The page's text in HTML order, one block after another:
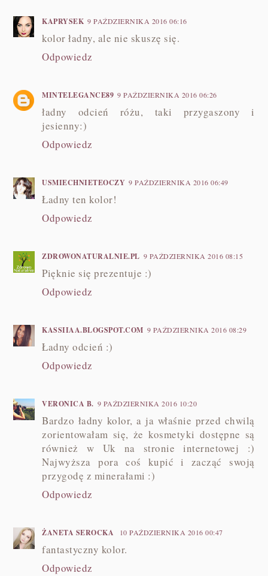
KAPRYSEK 9 PAŹDZIERNIKA 2016 06:16
kolor ładny, ale nie skuszę się.
Odpowiedz
MINTELEGANCE89 9 PAŹDZIERNIKA 2016 06:26
ładny odcień różu, taki przygaszony i
jesienny:)
Odpowiedz
USMIECHNIETEOCZY 9 PAŹDZIERNIKA 2016 06:49
Ładny ten kolor!
Odpowiedz
ZDROWONATURALNIE.PL 9 PAŹDZIERNIKA 2016 08:15
Pięknie się prezentuje :)
Odpowiedz
KASSIIAA.BLOGSPOT.COM 9 PAŹDZIERNIKA 2016 08:29
Ładny odcień :)
Odpowiedz
VERONICA B. 9 PAŹDZIERNIKA 2016 10:20
Bardzo ładny kolor, a ja właśnie przed chwilą
zorientowałam się, że kosmetyki dostępne są
również w Uk na stronie internetowej :)
Najwyższa pora coś kupić i zacząć swoją
przygodę z minerałami :)
Odpowiedz
ŻANETA SEROCKA 10 PAŹDZIERNIKA 2016 00:47
fantastyczny kolor.
Odpowiedz